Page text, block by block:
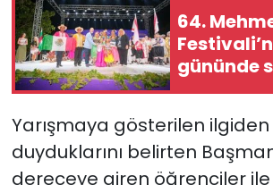
64.
gününde
kültür
Yarışmaya gösterilen
duyduklarını belirten
dereceye giren öğrenciler ile